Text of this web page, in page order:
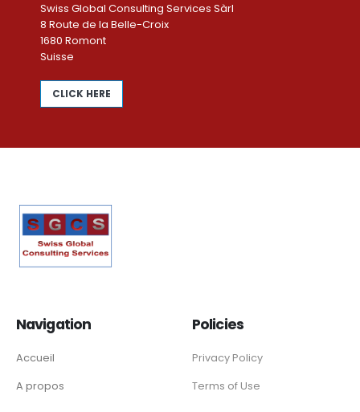
Swiss Global Consulting Services Sàrl
8 Route de la Belle-Croix
1680 Romont
Suisse
CLICK HERE
Navigation
Accueil
A propos
Policies
Privacy Policy
Terms of Use